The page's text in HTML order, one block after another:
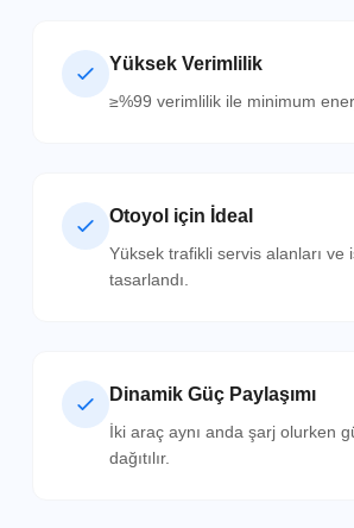
Yüksek Verimlilik
≥%99 verimlilik ile minimum
Otoyol için İdeal
Yüksek trafikli servis alanları ve
tasarlandı.
Dinamik Güç Paylaşımı
İki araç aynı anda şarj olurken
dağıtılır.